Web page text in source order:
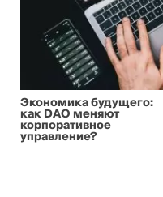
Экономика будущего:
как DAO меняют
корпоративное
управление?